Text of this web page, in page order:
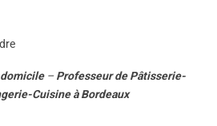
–Professeur de Pâtisserie-
Cuisine à Bordeaux